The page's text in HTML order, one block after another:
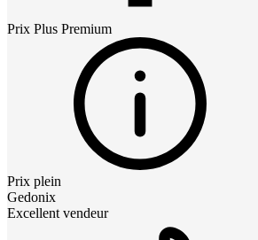
Prix Plus Premium
Prix plein
Gedonix
Excellent vendeur